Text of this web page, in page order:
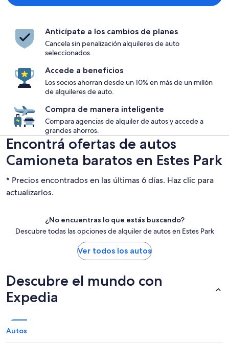
Anticípate a los cambios de planes
Cancela sin penalización alquileres de auto
seleccionados.
Accede a beneficios
Los socios ahorran desde un 10% en más de un millón
de alquileres de auto.
Compra de manera inteligente
Compara agencias de alquiler de autos y accede a
grandes ahorros.
Encontrá ofertas de autos
Camioneta baratos en Estes Park
* Precios encontrados en las últimas 6 días. Haz clic para
actualizarlos.
¿No encuentras lo que estás buscando?
Descubre todas las opciones de alquiler de autos en Estes Park
Ver todos los autos
Descubre el mundo con
Expedia
Autos